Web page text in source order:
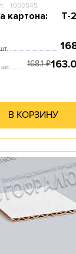
t000545
картона: Т-
168.1₽
В КОРЗИНУ